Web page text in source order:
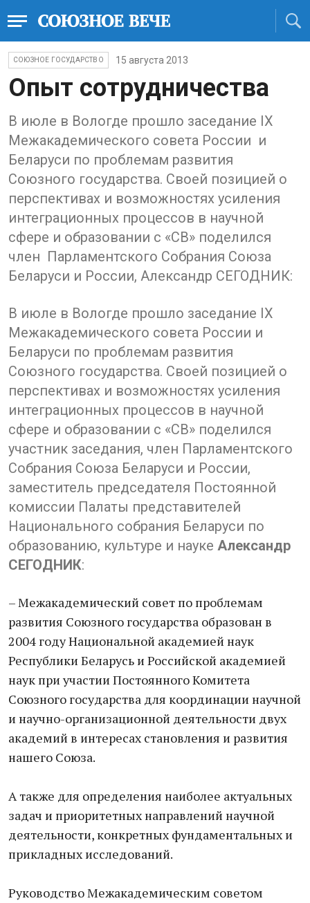
СОЮЗНОЕ ГОСУДАРСТВО 15 августа 2013
Опыт сотрудничества
В июле в Вологде прошло заседание IX
Межакадемического совета России и
Беларуси по проблемам развития
Союзного государства. Своей позицией о
перспективах и возможностях усиления
интеграционных процессов в научной
сфере и образовании с «СВ» поделился
член Парламентского Собрания Союза
Беларуси и России, Александр СЕГОДНИК:
В июле в Вологде прошло заседание IX
Межакадемического совета России и
Беларуси по проблемам развития
Союзного государства. Своей позицией о
перспективах и возможностях усиления
интеграционных процессов в научной
сфере и образовании с «СВ» поделился
участник заседания, член Парламентского
Собрания Союза Беларуси и России,
заместитель председателя Постоянной
комиссии Палаты представителей
Национального собрания Беларуси по
образованию, культуре и науке Александр
СЕГОДНИК:
– Межакадемический совет по проблемам
развития Союзного государства образован в
2004 году Национальной академией наук
Республики Беларусь и Российской академией
наук при участии Постоянного Комитета
Союзного государства для координации научной
и научно-организационной деятельности двух
академий в интересах становления и развития
нашего Союза.
А также для определения наиболее актуальных
задач и приоритетных направлений научной
деятельности, конкретных фундаментальных и
прикладных исследований.
Руководство Межакадемическим советом